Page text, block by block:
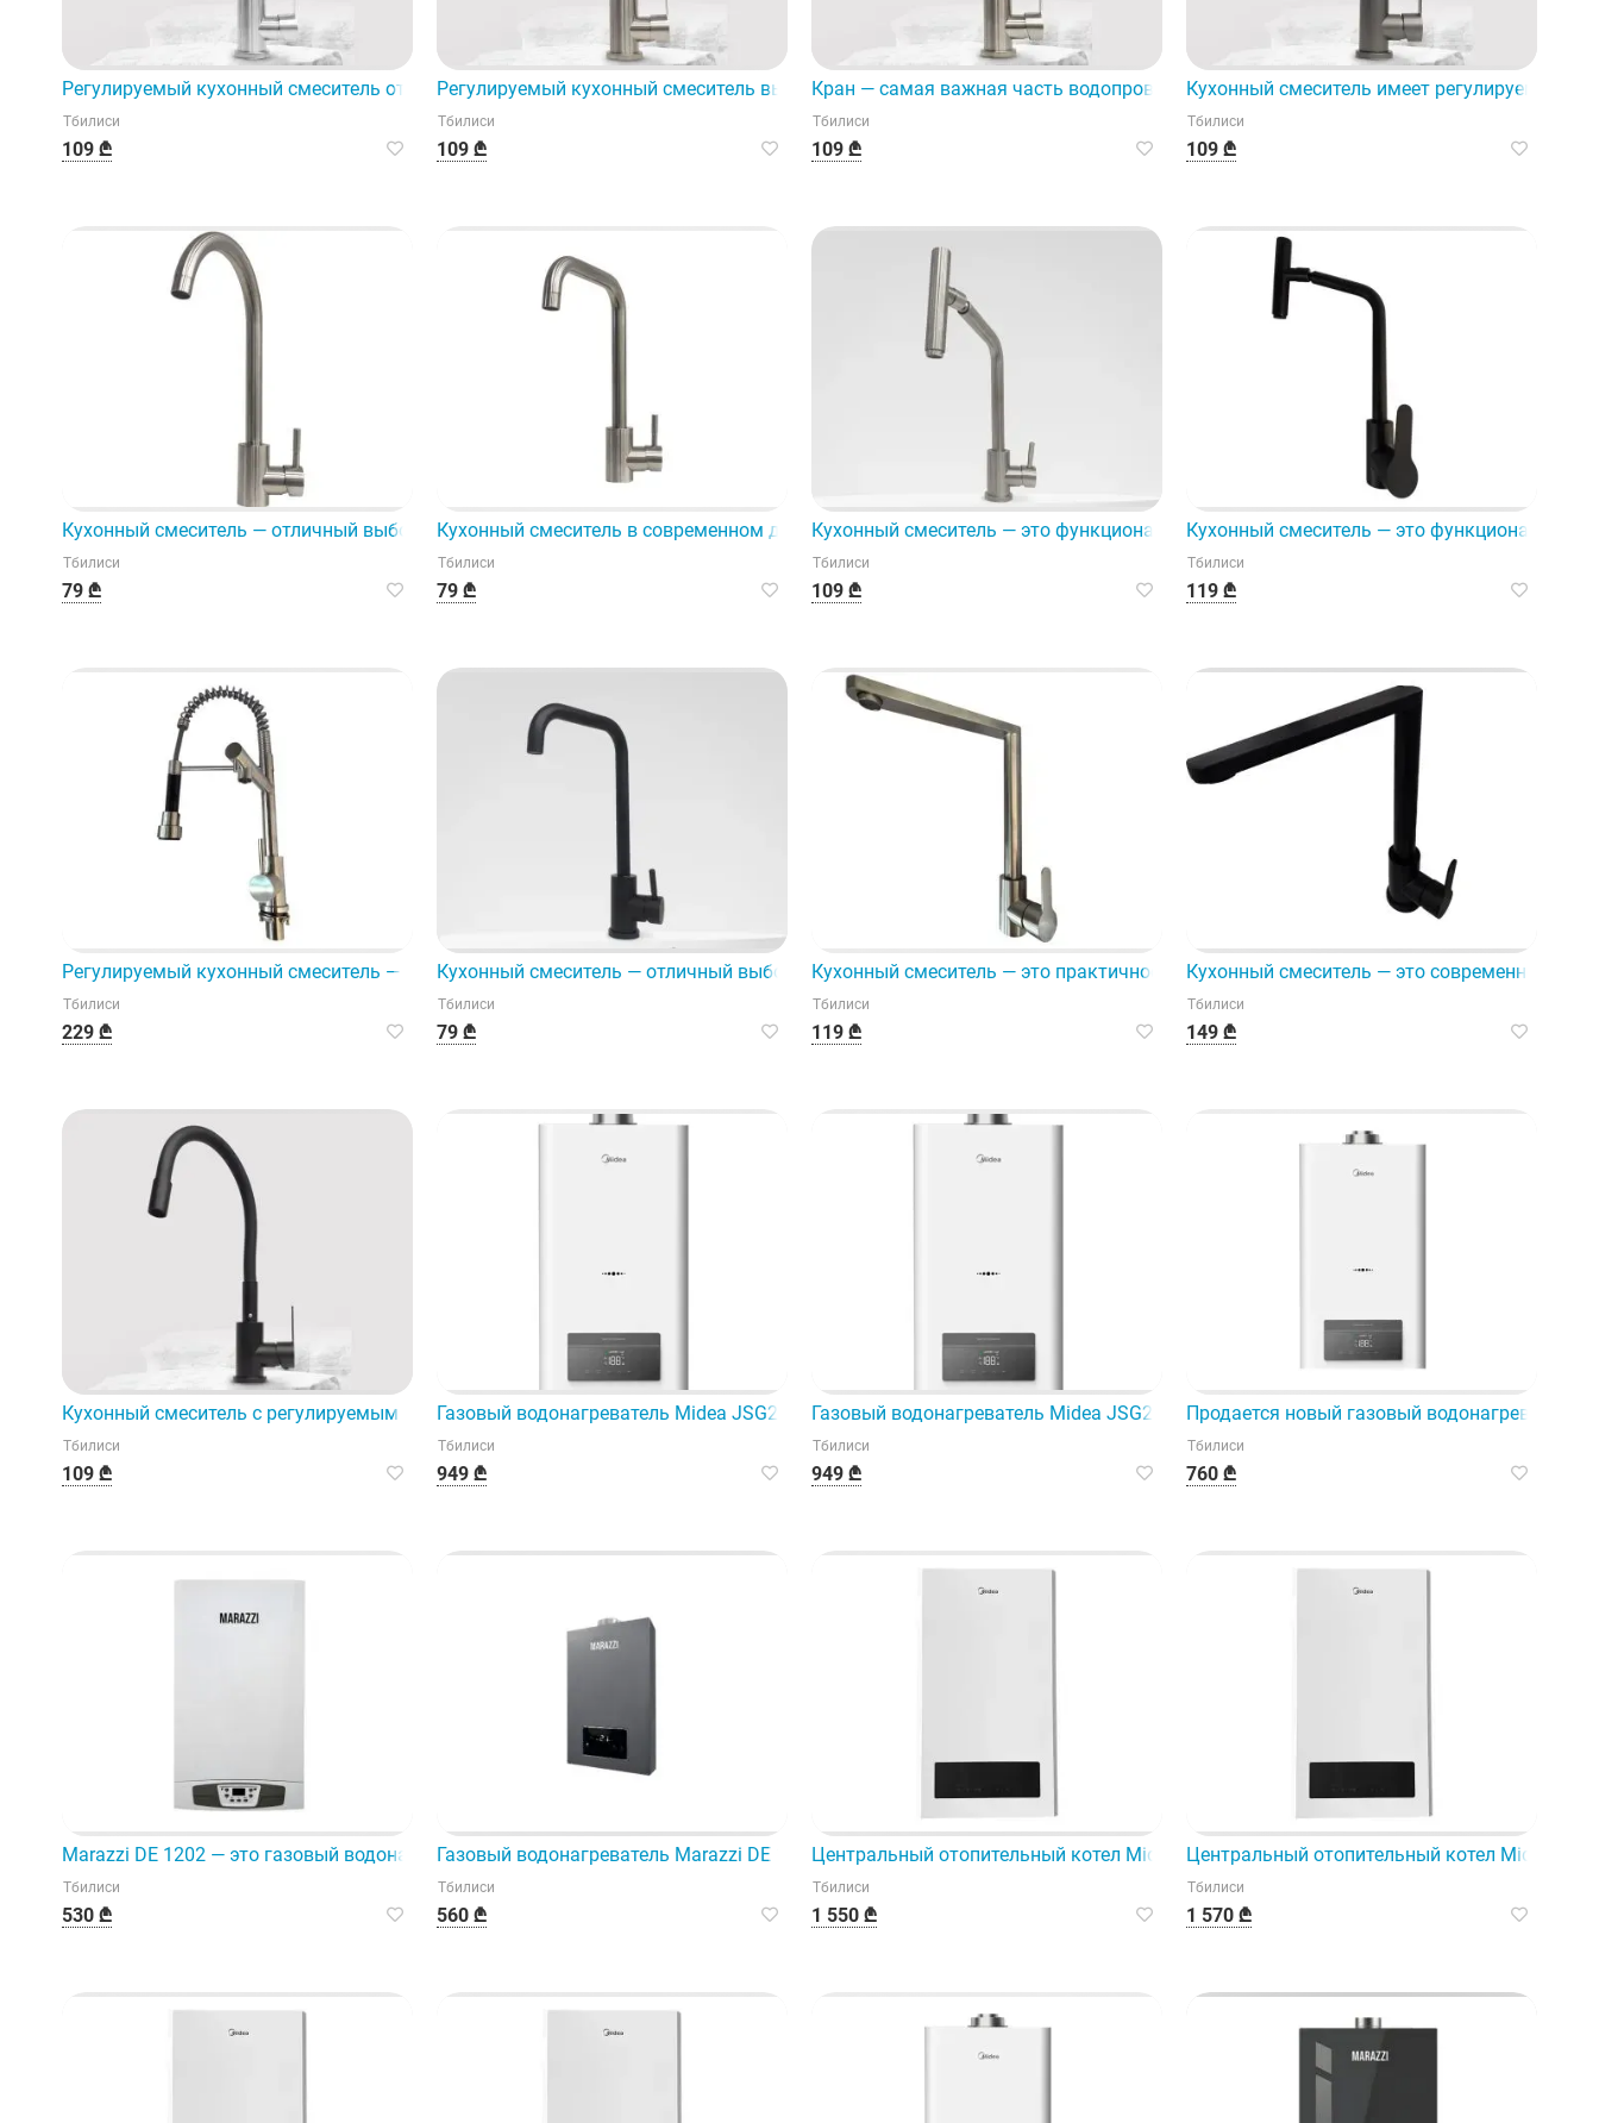
Регулируемый кухонный смеситель отличается использованием высококачественных материалов.
Тбилиси
109 ₾
Регулируемый кухонный смеситель выполнен в современном инновационном стиле и отличается функциональным дизайном.
Тбилиси
109 ₾
Кран — самая важная часть водопроводной системы вашего дома или сада.
Тбилиси
109 ₾
Кухонный смеситель имеет регулируемую
Тбилиси
109 ₾
Кухонный смеситель — отличный выбор для современного дизайна.
Тбилиси
79 ₾
Кухонный смеситель в современном дизайне, высококачественный продукт, разработанный для
Тбилиси
79 ₾
Кухонный смеситель — это функциональное и элегантное решение для любой кухни.
Тбилиси
109 ₾
Кухонный смеситель — это функциональное
Тбилиси
119 ₾
Регулируемый кухонный смеситель — это современное и функциональное дополнение к вашей кухне.
Тбилиси
229 ₾
Кухонный смеситель — отличный выбор для модернизации вашей кухни.
Тбилиси
79 ₾
Кухонный смеситель — это практичное и эффективное решение для вашей кухонной
Тбилиси
119 ₾
Кухонный смеситель — это современное и
Тбилиси
149 ₾
Кухонный смеситель с регулируемым механизмом — идеальный выбор для вашей кухни.
Тбилиси
109 ₾
Газовый водонагреватель Midea JSG26-13VLS — это эффективное и мощное устройство.
Тбилиси
949 ₾
Газовый водонагреватель Midea JSG26-13VLS — это эффективное и экономичное
Тбилиси
949 ₾
Продается новый газовый водонагреватель
Тбилиси
760 ₾
Marazzi DE 1202 — это газовый водонагреватель, предназначенный для использования в опасных средах.
Тбилиси
530 ₾
Газовый водонагреватель Marazzi DE 1203 обеспечит вас бесплатной горячей водой для дома и сада.
Тбилиси
560 ₾
Центральный отопительный котел Midea модели L1Pb24-C28Wm, разработанный с
Тбилиси
1 550 ₾
Центральный отопительный котел Midea
Тбилиси
1 570 ₾